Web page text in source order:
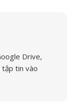
Drive,
tập tin vào